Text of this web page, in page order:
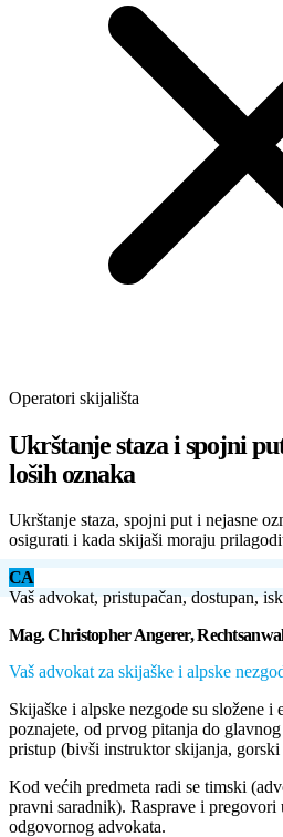
Operatori skijališta
Ukrštanje staza i spojni
loših oznaka
Ukrštanje staza, spojni put i nejasne
osigurati i kada skijaši moraju
CA
Vaš advokat, pristupačan, dostupan,
Mag. Christopher Angerer,
Vaš advokat za skijaške i alpske
Skijaške i alpske nezgode su složene
poznajete, od prvog pitanja do
pristup (bivši instruktor skijanja, gorski
Kod većih predmeta radi se timski
pravni saradnik). Rasprave i pregovori
odgovornog advokata.